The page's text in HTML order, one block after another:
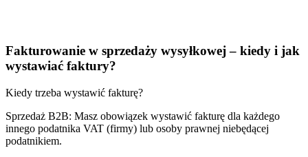
Fakturowanie w sprzedaży wysyłkowej – kiedy i jak
wystawiać faktury?
Kiedy trzeba wystawić fakturę?
Sprzedaż B2B: Masz obowiązek wystawić fakturę dla każdego
innego podatnika VAT (firmy) lub osoby prawnej niebędącej
podatnikiem.